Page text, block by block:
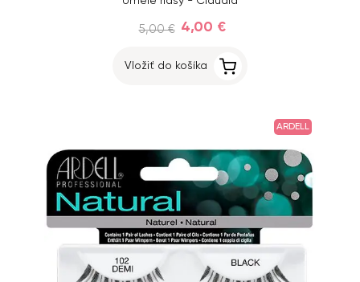
5,00 € 4,00 €
Vložiť do košíka
ARDELL